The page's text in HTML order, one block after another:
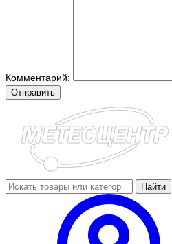
Комментарий:
Отправить
Найти